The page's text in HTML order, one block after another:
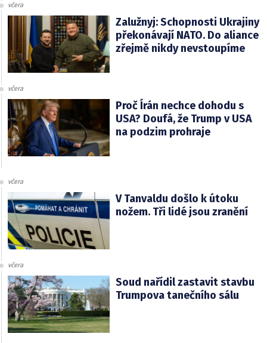
včera
Zalužnyj: Schopnosti Ukrajiny
překonávají NATO. Do aliance
zřejmě nikdy nevstoupíme
včera
Proč Írán nechce dohodu s
USA? Doufá, že Trump v USA
na podzim prohraje
včera
V Tanvaldu došlo k útoku
nožem. Tři lidé jsou zranění
včera
Soud nařídil zastavit stavbu
Trumpova tanečního sálu